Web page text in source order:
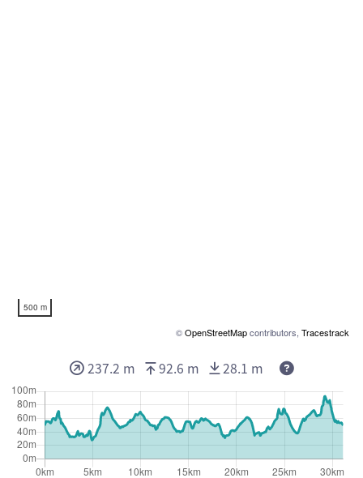
500 m
©OpenStreetMapcontributors, Tracestrack
237.2 m 92.6 m 28.1 m